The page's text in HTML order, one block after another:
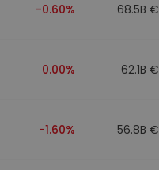
-0.60% 68.5B €
0.00% 62.1B €
-1.60% 56.8B €